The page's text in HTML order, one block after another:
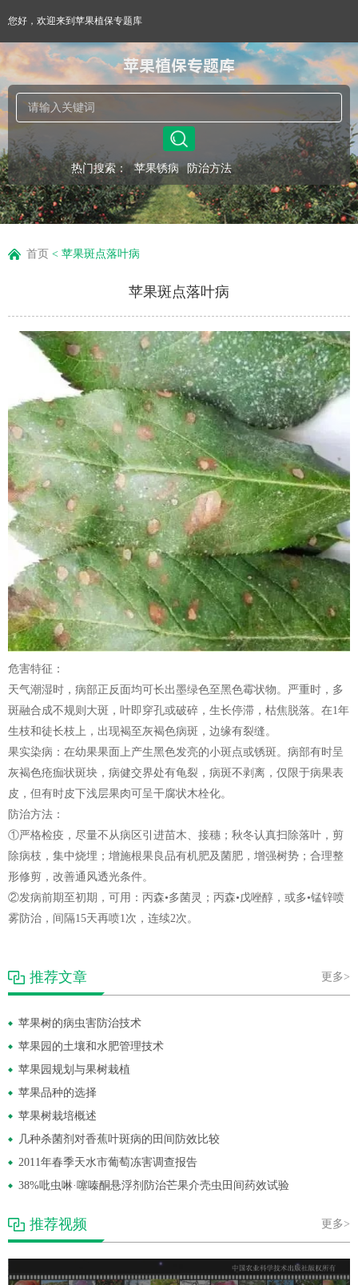
您好，欢迎来到苹果植保专题库
苹果植保专题库
热门搜索： 苹果锈病 防治方法
首页 < 苹果斑点落叶病
苹果斑点落叶病
危害特征：
天气潮湿时，病部正反面均可长出墨绿色至黑色霉状物。严重时，多
斑融合成不规则大斑，叶即穿孔或破碎，生长停滞，枯焦脱落。在1年
生枝和徒长枝上，出现褐至灰褐色病斑，边缘有裂缝。
果实染病：在幼果果面上产生黑色发亮的小斑点或锈斑。病部有时呈
灰褐色疮痂状斑块，病健交界处有龟裂，病斑不剥离，仅限于病果表
皮，但有时皮下浅层果肉可呈干腐状木栓化。
防治方法：
①严格检疫，尽量不从病区引进苗木、接穗；秋冬认真扫除落叶，剪
除病枝，集中烧埋；增施根果良品有机肥及菌肥，增强树势；合理整
形修剪，改善通风透光条件。
②发病前期至初期，可用：丙森•多菌灵；丙森•戊唑醇，或多•锰锌喷
雾防治，间隔15天再喷1次，连续2次。
更多>
推荐文章
苹果树的病虫害防治技术
苹果园的土壤和水肥管理技术
苹果园规划与果树栽植
苹果品种的选择
苹果树栽培概述
几种杀菌剂对香蕉叶斑病的田间防效比较
2011年春季天水市葡萄冻害调查报告
38%吡虫啉·噻嗪酮悬浮剂防治芒果介壳虫田间药效试验
更多>
推荐视频